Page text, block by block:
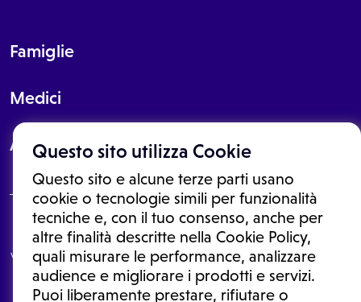
Questo sito utilizza Cookie
Questo sito e alcune terze parti usano
cookie o tecnologie simili per funzionalità
tecniche e, con il tuo consenso, anche per
altre finalità descritte nella Cookie Policy,
quali misurare le performance, analizzare
audience e migliorare i prodotti e servizi.
Puoi liberamente prestare, rifiutare o
Famiglie
Medici
About
Le informazioni proposte in questo sito non sono un consulto medico.
In nessun caso, queste informazioni sostituiscono un consulto, una
visita o una diagnosi formulata dal medico. Non si devono considerare
le informazioni disponibili come suggerimenti per la formulazione di
una diagnosi, la determinazione di un trattamento o l'assunzione o
sospensione di un farmaco senza prima consultare un medico di